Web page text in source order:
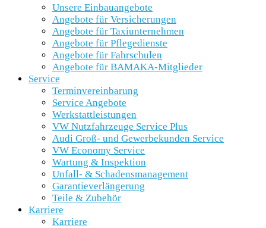
Unsere Einbauangebote
Angebote für Versicherungen
Angebote für Taxiunternehmen
Angebote für Pflegedienste
Angebote für Fahrschulen
Angebote für BAMAKA-Mitglieder
Service
Terminvereinbarung
Service Angebote
Werkstattleistungen
VW Nutzfahrzeuge Service Plus
Audi Groß- und Gewerbekunden Service
VW Economy Service
Wartung & Inspektion
Unfall- & Schadensmanagement
Garantieverlängerung
Teile & Zubehör
Karriere
Karriere